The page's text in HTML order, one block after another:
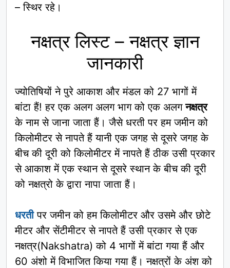
– स्थिर रहे।
नक्षत्र लिस्ट – नक्षत्र ज्ञान
जानकारी
ज्योतिषियों ने पुरे आकाश और मंडल को 27 भागों में
बांटा हैं! हर एक अलग अलग भाग को एक अलगनक्षत्र
के नाम से जाना जाता हैं। जैसे धरती पर हम जमीन को
किलोमीटर से नापते हैं यानी एक जगह से दूसरे जगह के
बीच की दूरी को किलोमीटर में नापते हैं ठीक उसी प्रकार
से आकाश में एक स्थान से दूसरे स्थान के बीच की दूरी
को नक्षत्रो के द्वारा नापा जाता हैं।
धरतीपर जमीन को हम किलोमीटर और उसमे और छोटे
मीटर और सेंटीमीटर से नापते हैं उसी प्रकार से एक
नक्षत्र(Nakshatra) को 4 भागों में बांटा गया हैं और
60 अंशो में विभाजित किया गया हैं। नक्षत्रों के अंश को